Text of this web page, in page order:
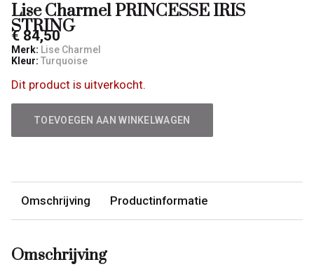
Lise Charmel PRINCESSE IRIS
STRING
€ 84,50
Merk: Lise Charmel
Kleur: Turquoise
Dit product is uitverkocht.
TOEVOEGEN AAN WINKELWAGEN
Omschrijving Productinformatie
Omschrijving